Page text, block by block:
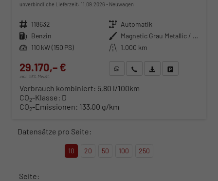
unverbindliche Lieferzeit: 11.09.2026 Neuwagen
Fahrzeugnr. 118632 Getriebe Automatik
Kraftstoff Benzin Außenfarbe
Magnetic Grau Metallic / Dach in Midnight Schwarz Metallic
Leistung 110 kW (150 PS) Kilometerstand 1.000 km
29.170,– €
incl. 19% MwSt.
WhatsApp anfragen
Wir rufen Sie anFahrzeugexposé (PDF)
Verbrauch kombiniert: 5,80 l/100km
CO2-Klasse: D
CO2-Emissionen: 133,00 g/km
Datensätze pro Seite:
10 20 50 100 250
Seite: